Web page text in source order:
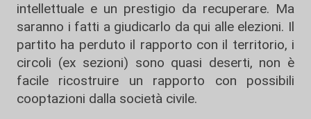
intellettuale e un prestigio da recuperare. Ma
saranno i fatti a giudicarlo da qui alle elezioni. Il
partito ha perduto il rapporto con il territorio, i
circoli (ex sezioni) sono quasi deserti, non è
facile ricostruire un rapporto con possibili
cooptazioni dalla società civile.